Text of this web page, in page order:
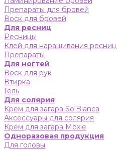
Препараты для бровей
Воск для бровей
Для ресниц
Ресницы
Клей для наращивания ресниц
Препараты
Для ногтей
Воск для рук
Втирка
Гель
Для солярия
Крем для загара SolBianca
Аксессуары для солярия
Крем для загара Moxie
Одноразовая продукция
Для головы